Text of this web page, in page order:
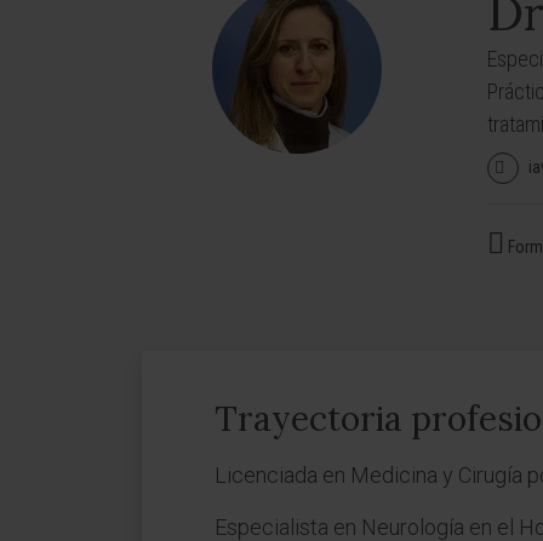
Trayectoria
Licenciada en Medicina y Cirugía
Especialista en Neurología en el